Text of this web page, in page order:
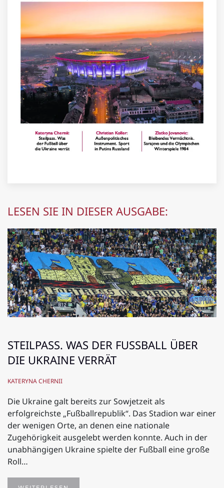
LESEN SIE IN DIESER AUSGABE:
STEILPASS. WAS DER FUSSBALL ÜBER D
IE UKRAINE VERRÄT
KATERYNA CHERNII
Die Ukraine galt bereits zur Sowjetzeit als
erfolgreichste „Fußballrepublik“. Das Stadion war einer
der wenigen Orte, an denen eine nationale
Zugehörigkeit ausgelebt werden konnte. Auch in der
unabhängigen Ukraine spielte der Fußball eine große
Roll…